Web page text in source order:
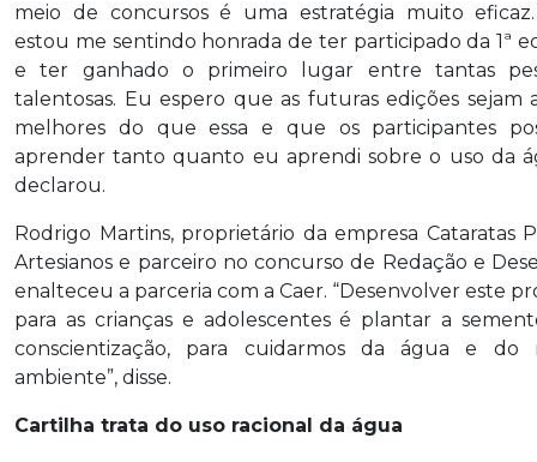
meio de concursos é uma estratégia muito
estou me sentindo honrada de ter participado da 1ª
e ter ganhado o primeiro lugar entre tantas
talentosas. Eu espero que as futuras edições sejam
melhores do que essa e que os participantes
aprender tanto quanto eu aprendi sobre o uso da
declarou.
Rodrigo Martins, proprietário da empresa Cataratas
Artesianos e parceiro no concurso de Redação e
enalteceu a parceria com a Caer. “Desenvolver este
para as crianças e adolescentes é plantar a
conscientização, para cuidarmos da água e do
ambiente”, disse.
Cartilha trata do uso racional da água